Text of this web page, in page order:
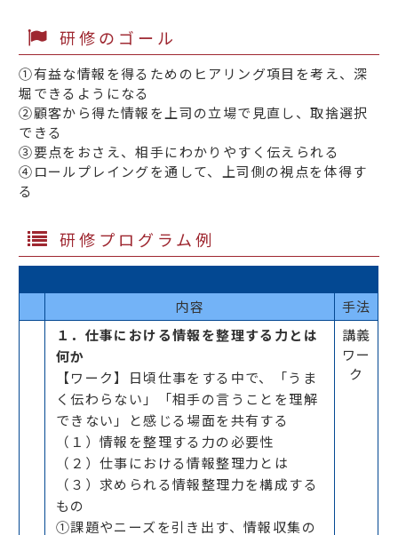
研修のゴール
①有益な情報を得るためのヒアリング項目を考え、深
堀できるようになる
②顧客から得た情報を上司の立場で見直し、取捨選択
できる
③要点をおさえ、相手にわかりやすく伝えられる
④ロールプレイングを通して、上司側の視点を体得す
る
研修プログラム例
内容 手法
１．仕事における情報を整理する力とは
何か
【ワーク】日頃仕事をする中で、「うま
く伝わらない」「相手の言うことを理解
できない」と感じる場面を共有する
（１）情報を整理する力の必要性
（２）仕事における情報整理力とは
（３）求められる情報整理力を構成する
もの
①課題やニーズを引き出す、情報収集の
講義
ワー
ク